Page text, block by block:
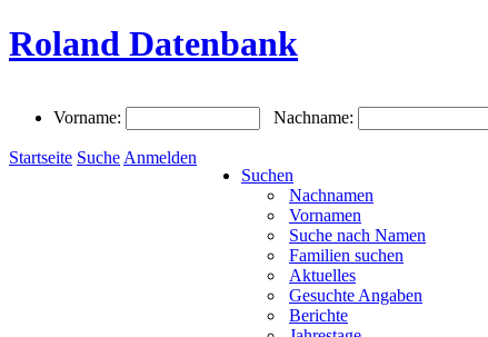
Roland Datenbank
Vorname: Nachname:
Startseite Suche Anmelden
Suchen
Nachnamen
Vornamen
Suche nach Namen
Familien suchen
Aktuelles
Gesuchte Angaben
Berichte